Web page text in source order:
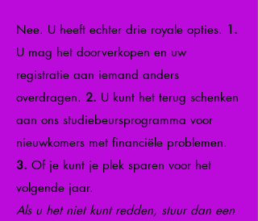
Nee. U heeft echter drie royale opties. 1.
U mag het doorverkopen en uw
registratie aan iemand anders
overdragen. 2. U kunt het terug schenken
aan ons studiebeursprogramma voor
nieuwkomers met financiële problemen.
3. Of je kunt je plek sparen voor het
volgende jaar.
Als u het niet kunt redden, stuur dan een